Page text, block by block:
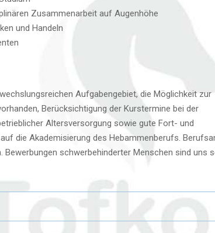
Zusammenarbeit auf Augenhöhe
und Handeln
Aufgabengebiet, die Möglichkeit zur
Berücksichtigung der Kurstermine bei der
Altersversorgung sowie gute Fort- und
die Akademisierung des Hebammenberufs.
schwerbehinderter Menschen sind uns